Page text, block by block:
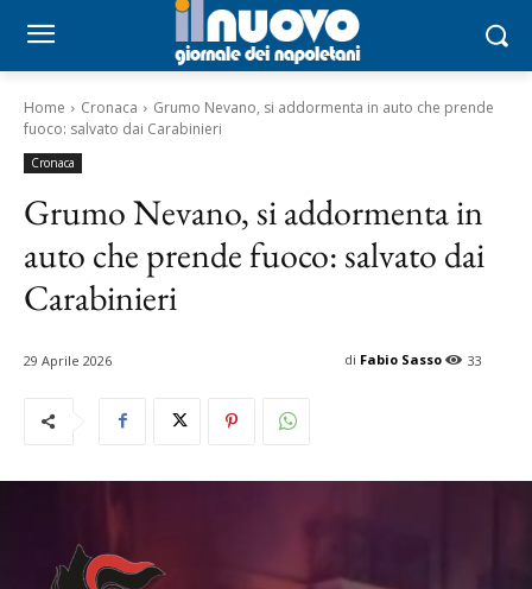
Home Cronaca
Grumo Nevano, si addormenta in auto che prende
fuoco: salvato dai Carabinieri
Cronaca
Grumo Nevano, si addormenta in
auto che prende fuoco: salvato dai
Carabinieri
29 Aprile 2026 33
di Fabio Sasso